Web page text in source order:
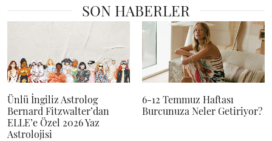
SON HABERLER
Ünlü İngiliz Astrolog
Bernard Fitzwalter’dan
ELLE’e Özel 2026 Yaz
Astrolojisi
6-12 Temmuz Haftası
Burcunuza Neler Getiriyor?